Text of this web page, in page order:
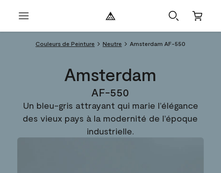
Couleurs de Peinture Neutre Amsterdam AF-550
Amsterdam
AF-550
Un bleu-gris attrayant qui marie l’élégance
des vieux pays à la modernité de l’époque
industrielle.